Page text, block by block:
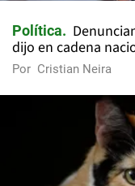
Política
dijo en cadena
Por Cristian Neira